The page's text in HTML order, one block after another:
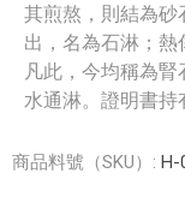
其煎熬，則結為砂
出，名為石淋；熱
凡此，今均稱為
水通淋。證明書持
商品料號（SKU）: H-